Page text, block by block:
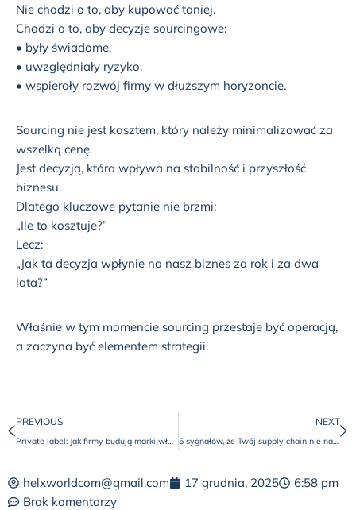
Nie chodzi o to, aby kupować taniej.
Chodzi o to, aby decyzje sourcingowe:
• były świadome,
• uwzględniały ryzyko,
• wspierały rozwój firmy w dłuższym horyzoncie.
Sourcing nie jest kosztem, który należy minimalizować za
wszelką cenę.
Jest decyzją, która wpływa na stabilność i przyszłość
biznesu.
Dlatego kluczowe pytanie nie brzmi:
„Ile to kosztuje?”
Lecz:
„Jak ta decyzja wpłynie na nasz biznes za rok i za dwa
lata?”
Właśnie w tym momencie sourcing przestaje być operacją,
a zaczyna być elementem strategii.
PREVIOUS
Private label: Jak firmy budują marki własne i przejmują rynek
NEXT
5 sygnałów, że Twój supply chain nie nadąża za wzrostem firmy
helxworldcom@gmail.com 17 grudnia, 2025
6:58 pm
Brak komentarzy